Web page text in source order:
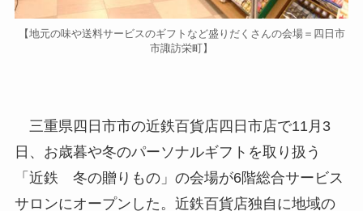
【地元の味や送料サービスのギフトなど盛りだくさんの会場＝四日市
市諏訪栄町】
三重県四日市市の近鉄百貨店四日市店で11月3
日、お歳暮や冬のパーソナルギフトを取り扱う
「近鉄 冬の贈りもの」の会場が6階総合サービス
サロンにオープンした。近鉄百貨店独自に地域の